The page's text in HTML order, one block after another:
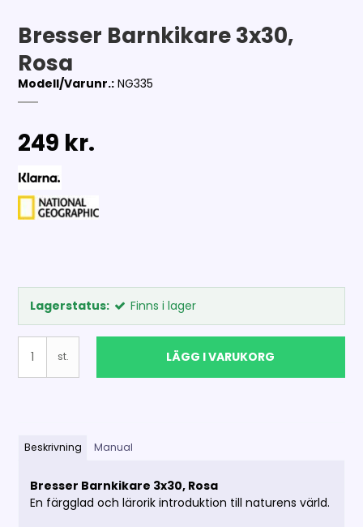
Bresser Barnkikare 3x30,
Rosa
Modell/Varunr.: NG335
249 kr.
Lagerstatus: Finns i lager
st. LÄGG I VARUKORG
Beskrivning Manual
Bresser Barnkikare 3x30, Rosa
En färgglad och lärorik introduktion till naturens värld.